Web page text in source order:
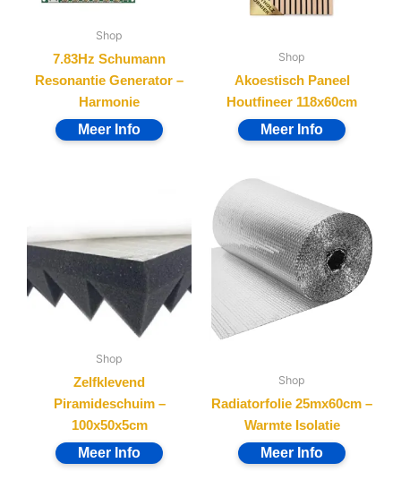
Shop
7.83Hz Schumann
Resonantie Generator –
Harmonie
Shop
Akoestisch Paneel
Houtfineer 118x60cm
Shop
Zelfklevend
Piramideschuim –
100x50x5cm
Shop
Radiatorfolie 25mx60cm –
Warmte Isolatie